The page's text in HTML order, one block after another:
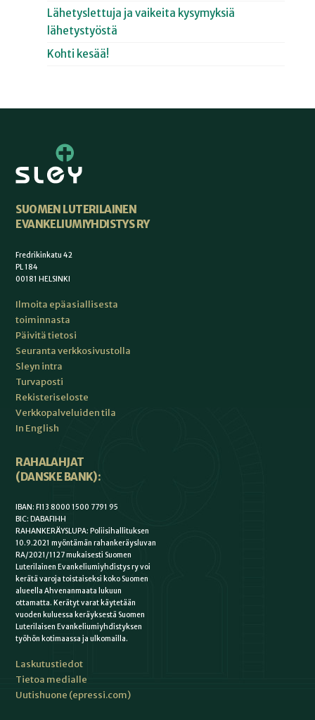
Lähetyslettuja ja vaikeita kysymyksiä
lähetystyöstä
Kohti kesää!
SUOMEN LUTERILAINEN
EVANKELIUMIYHDISTYS RY
Fredrikinkatu 42
PL 184
00181 HELSINKI
Ilmoita epäasiallisesta
toiminnasta
Päivitä tietosi
Seuranta verkkosivustolla
Sleyn intra
Turvaposti
Rekisteriseloste
Verkkopalveluiden tila
In English
RAHALAHJAT
(DANSKE BANK):
IBAN: FI13 8000 1500 7791 95
BIC: DABAFIHH
RAHANKERÄYSLUPA: Poliisihallituksen
10.9.2021 myöntämän rahankeräysluvan
RA/2021/1127 mukaisesti Suomen
Luterilainen Evankeliumiyhdistys ry voi
kerätä varoja toistaiseksi koko Suomen
alueella Ahvenanmaata lukuun
ottamatta. Kerätyt varat käytetään
vuoden kuluessa keräyksestä Suomen
Luterilaisen Evankeliumiyhdistyksen
työhön kotimaassa ja ulkomailla.
Laskutustiedot
Tietoa medialle
Uutishuone (epressi.com)